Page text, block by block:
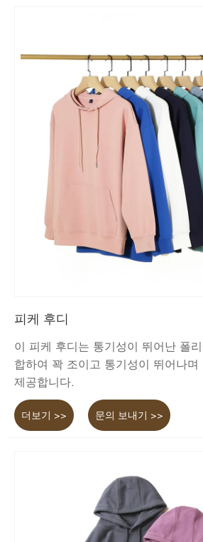
피케 후디
이 피케 후디는 통기성이 뛰어난 폴
합하여 꽉 조이고 통기성이 뛰어나
제공합니다.
더보기 >> 문의 보내기 >>